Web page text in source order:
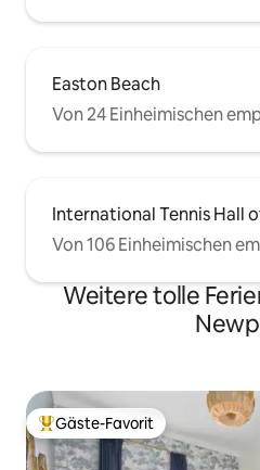
Easton Beach
Von 24 Einheimischen
International Tennis Hall
Von 106 Einheimischen
Weitere tolle
Beliebter Gäste-Favorit.
Gäste-Favorit